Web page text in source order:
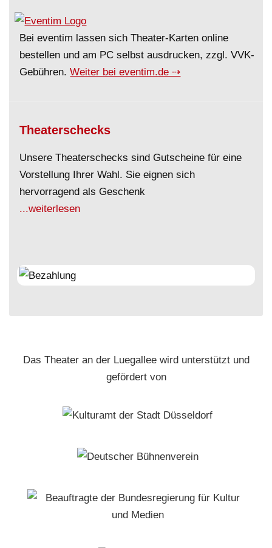
Bei eventim lassen sich Theater-Karten online
bestellen und am PC selbst ausdrucken, zzgl. VVK-
Gebühren.Weiter bei eventim.de ⇢
Theaterschecks
Unsere Theaterschecks sind Gutscheine für eine
Vorstellung Ihrer Wahl. Sie eignen sich
hervorragend als Geschenk
...weiterlesen
Das Theater an der Luegallee wird unterstützt und
gefördert von